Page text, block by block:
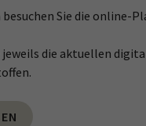
besuchen Sie die online-
jeweils die aktuellen